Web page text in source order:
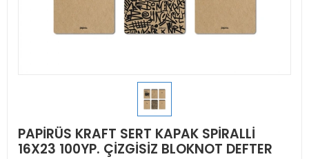
PAPİRÜS KRAFT SERT KAPAK SPİRALLİ
16X23 100YP. ÇİZGİSİZ BLOKNOT DEFTER